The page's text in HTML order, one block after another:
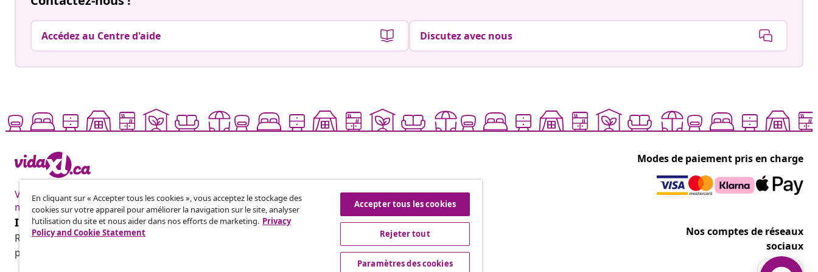
Accédez au Centre d'aide Discutez avec nous
Vivre mieux pour
moins
Modes de paiement pris en charge
Inscrivez-vous à notre newsletter
Rejoignez plus de 700 000 acheteurs qui reçoivent les offres hebdomadaires, les
promotions saisonnières et les nouveautés de vidaXL.
Nos comptes de réseaux
sociaux
En cliquant sur « Accepter tous les cookies », vous acceptez le stockage des
cookies sur votre appareil pour améliorer la navigation sur le site, analyser
l’utilisation du site et nous aider dans nos efforts de marketing. Privacy
Policy and Cookie Statement
Accepter tous les cookies
Rejeter tout
Paramètres des cookies